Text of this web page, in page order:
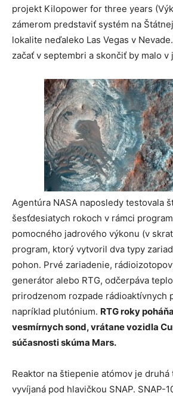
projekt Kilopower for three years
zámerom predstaviť systém na
lokalite neďaleko Las Vegas v
začať v septembri a skončiť by malo v
Agentúra NASA naposledy testovala
šesťdesiatych rokoch v rámci
pomocného jadrového výkonu (v
program, ktorý vytvoril dva typy
pohon. Prvé zariadenie,
generátor alebo RTG, odčerpáva
prirodzenom rozpade rádioaktívnych
napríklad plutónium. RTG roky
vesmírnych sond, vrátane vozidla
súčasnosti skúma Mars.
Reaktor na štiepenie atómov je druhá
vyvíjaná pod hlavičkou SNAP. SNAP-